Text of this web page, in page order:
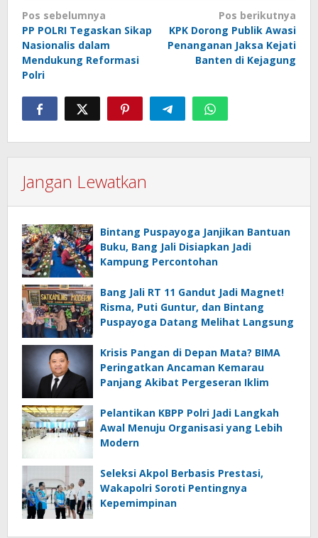
Navigasi
pos
Pos sebelumnya
PP POLRI Tegaskan Sikap
Nasionalis dalam
Mendukung Reformasi
Polri
Pos berikutnya
KPK Dorong Publik Awasi
Penanganan Jaksa Kejati
Banten di Kejagung
Jangan Lewatkan
Bintang Puspayoga Janjikan Bantuan
Buku, Bang Jali Disiapkan Jadi
Kampung Percontohan
Bang Jali RT 11 Gandut Jadi Magnet!
Risma, Puti Guntur, dan Bintang
Puspayoga Datang Melihat Langsung
Krisis Pangan di Depan Mata? BIMA
Peringatkan Ancaman Kemarau
Panjang Akibat Pergeseran Iklim
Pelantikan KBPP Polri Jadi Langkah
Awal Menuju Organisasi yang Lebih
Modern
Seleksi Akpol Berbasis Prestasi,
Wakapolri Soroti Pentingnya
Kepemimpinan